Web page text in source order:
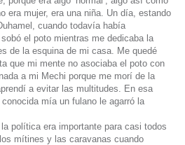
era mujer, era una niña. Un día, estando
cuando todavía había
el poto mientras me dedicaba la
de la esquina de mi casa. Me quedé
que mi mente no asociaba el poto con
a mi Mechi porque me morí de la
a evitar las multitudes. En esa
mía un fulano le agarró la
política era importante para casi todos
mítines y las caravanas cuando